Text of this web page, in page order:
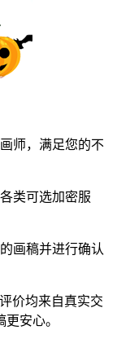
师，满足您的不
类可选加密服
画稿并进行确认
价均来自真实交
安心。